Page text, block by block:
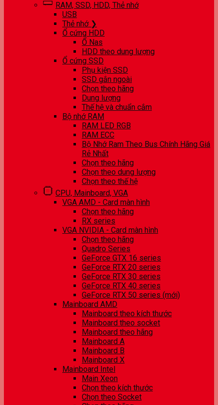
RAM, SSD, HDD, Thẻ nhớ
USB
Thẻ nhớ ❯
Ổ cứng HDD
Ổ Nas
HDD theo dung lượng
Ổ cứng SSD
Phụ kiện SSD
SSD gắn ngoài
Chọn theo hãng
Dung lượng
Thế hệ và chuẩn cắm
Bộ nhớ RAM
RAM LED RGB
RAM ECC
Bộ Nhớ Ram Theo Bus Chính Hãng Giá
Rẻ Nhất
Chọn theo hãng
Chọn theo dung lượng
Chọn theo thế hệ
CPU, Mainboard, VGA
VGA AMD - Card màn hình
Chọn theo hãng
RX series
VGA NVIDIA - Card màn hình
Chọn theo hãng
Quadro Series
GeForce GTX 16 series
GeForce RTX 20 series
GeForce RTX 30 series
GeForce RTX 40 series
GeForce RTX 50 series (mới)
Mainboard AMD
Mainboard theo kích thước
Mainboard theo socket
Mainboard theo hãng
Mainboard A
Mainboard B
Mainboard X
Mainboard Intel
Main Xeon
Chọn theo kích thước
Chọn theo Socket